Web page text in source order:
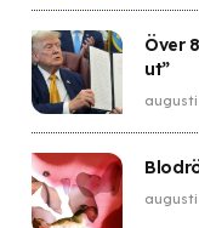
Över
ut”
augusti
augusti